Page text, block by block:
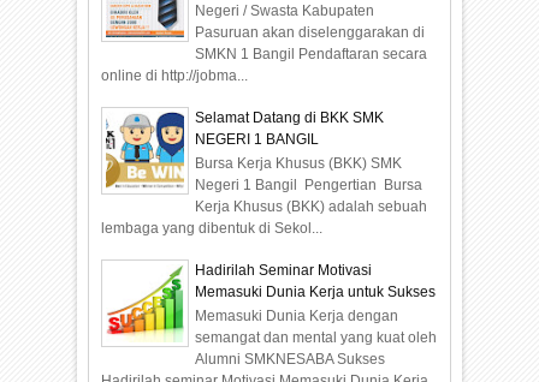
Negeri / Swasta Kabupaten
Pasuruan akan diselenggarakan di
SMKN 1 Bangil Pendaftaran secara
online di http://jobma...
Selamat Datang di BKK SMK
NEGERI 1 BANGIL
Bursa Kerja Khusus (BKK) SMK
Negeri 1 Bangil Pengertian Bursa
Kerja Khusus (BKK) adalah sebuah
lembaga yang dibentuk di Sekol...
Hadirilah Seminar Motivasi
Memasuki Dunia Kerja untuk Sukses
Memasuki Dunia Kerja dengan
semangat dan mental yang kuat oleh
Alumni SMKNESABA Sukses